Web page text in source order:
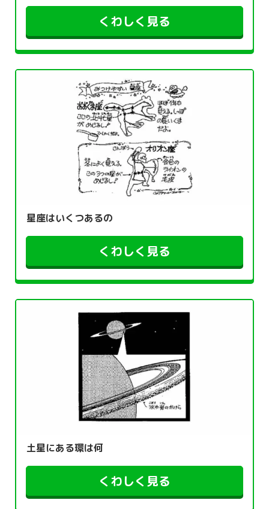
くわしく見る
星座はいくつあるの
くわしく見る
土星にある環は何
くわしく見る